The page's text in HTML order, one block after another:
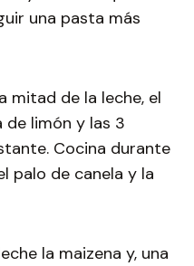
una pasta más
mitad de la leche, el
de limón y las 3
Cocina durante
palo de canela y la
la maizena y, una